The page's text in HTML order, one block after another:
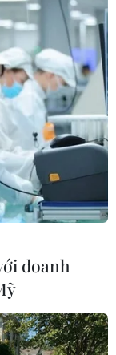
gian qua.
trường với
lúc 2 giá
Bình
đã khá đầy
chi tiết còn
vẫn có tiềm
và là sản
Nam
mức cam
đầu tư đưa
có cơ sở.
ngân hàng
doanh